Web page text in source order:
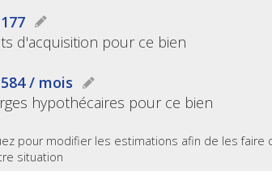
d'acquisition pour ce bien
/ mois
hypothécaires pour ce bien
pour modifier les estimations afin de les faire
situation